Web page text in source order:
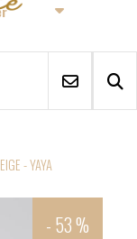
- YAYA
- 53 %